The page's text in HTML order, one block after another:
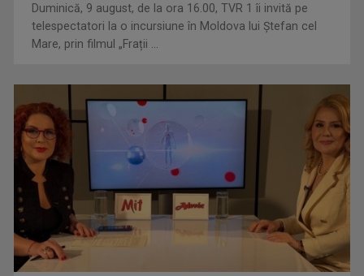
CONCACAF respinge planul FIFA de privatizare parțială a
activităților comerciale
Duminică, 9 august, de la ora 16.00, TVR 1 îi invită pe
telespectatori la o incursiune în Moldova lui Ștefan cel
Mare, prin filmul „Frații ...